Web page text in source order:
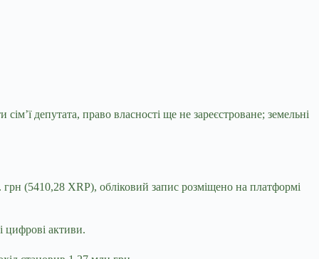
депутата, право власності ще не зареєстроване; земельні
(5410,28 XRP), обліковий запис розміщено на платформі
цифрові активи.